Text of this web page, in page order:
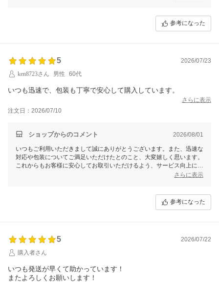
参考になった
5
2026/07/23
ken8723さん
男性 60代
いつも迅速で、包装も丁寧で安心して購入しています。
さらに表示
注文日：2026/07/10
ショップからのコメント 2026/08/01
いつもご利用いただきまして誠にありがとうございます。また、迅速な
対応や包装についてご満足いただけたとのこと、大変嬉しく思います。
これからもお客様に安心してお取引いただけるよう、サービス向上に努
めてまいります。今後ともどうぞよろしくお願いいたします。さらに表示
参考になった
5
2026/07/22
購入者さん
いつも発送が早くて助かっています！
またよろしくお願いします！